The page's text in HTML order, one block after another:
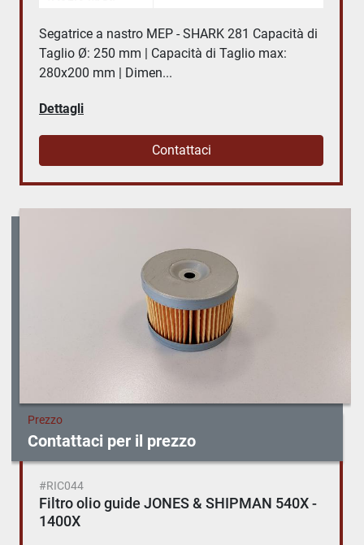
Segatrice a nastro MEP - SHARK 281 Capacità di
Taglio Ø: 250 mm | Capacità di Taglio max:
280x200 mm | Dimen...
Dettagli
Contattaci
Prezzo
Contattaci per il prezzo
#RIC044
Filtro olio guide JONES & SHIPMAN 540X -
1400X